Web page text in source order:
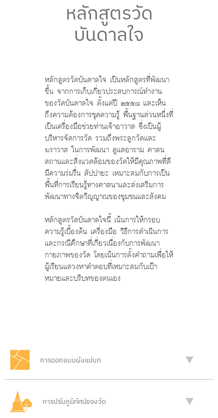
หลักสูตรวัด
บันดาลใจ
หลักสูตรวัดบันดาลใจ เป็นหลักสูตรที่พัฒนา
ขึ้น จากการเก็บเกี่ยวประสบการณ์ทำงาน
ของวัดบันดาลใจ ตั้งแต่ปี ๒๕๕๘ และเห็น
ถึงความต้องการชุดความรู้ พื้นฐานส่วนหนึ่งที่
เป็นเครื่องมือช่วยท่านเจ้าอาวาส ซึ่งเป็นผู้
บริหารจัดการวัด รวมถึงพระลูกวัดและ
ฆราวาส ในการพัฒนา ดูแลอาราม ศาสน
สถานและสิ่งแวดล้อมของวัดให้มีคุณภาพที่ดี
มีความร่มรื่น สัปปายะ เหมาะสมกับการเป็น
พื้นที่การเรียนรู้ทางศาสนาและส่งเสริมการ
พัฒนาทางจิตวิญญาณของชุมชนและสังคม
หลักสูตรวัดบันดาลใจนี้ เน้นการให้กรอบ
ความรู้เบื้องต้น เครื่องมือ วิธีการดำเนินการ
และกรณีศึกษาที่เกี่ยวเนื่องกับการพัฒนา
กายภาพของวัด โดยเน้นการตั้งคำถามเพื่อให้
ผู้เรียนแสวงหาคำตอบที่เหมาะสมกับเป้า
หมายและบริบทของตนเอง
การออกแบบผังแม่บท
การปรับภูมิทัศน์ของวัด